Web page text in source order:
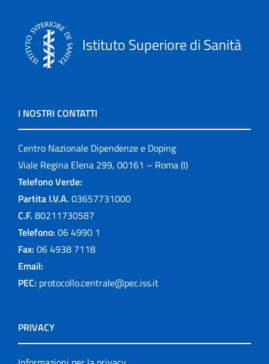
Istituto Superiore di Sanità
I NOSTRI CONTATTI
Centro Nazionale Dipendenze e Doping
Viale Regina Elena 299, 00161 – Roma (I)
Telefono Verde:
Partita I.V.A. 03657731000
C.F. 80211730587
Telefono: 06 4990 1
Fax: 06 4938 7118
Email:
PEC: protocollo.centrale@pec.iss.it
PRIVACY